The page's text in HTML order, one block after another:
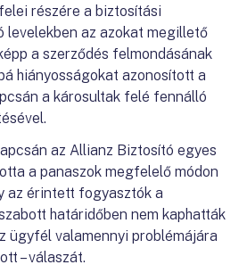
részére a biztosítási
levelekben az azokat megillető
a szerződés felmondásának
hiányosságokat azonosított a
a károsultak felé fennálló
az Allianz Biztosító egyes
a panaszok megfelelő módon
az érintett fogyasztók a
határidőben nem kaphatták
ügyfél valamennyi problémájára
– válaszát.